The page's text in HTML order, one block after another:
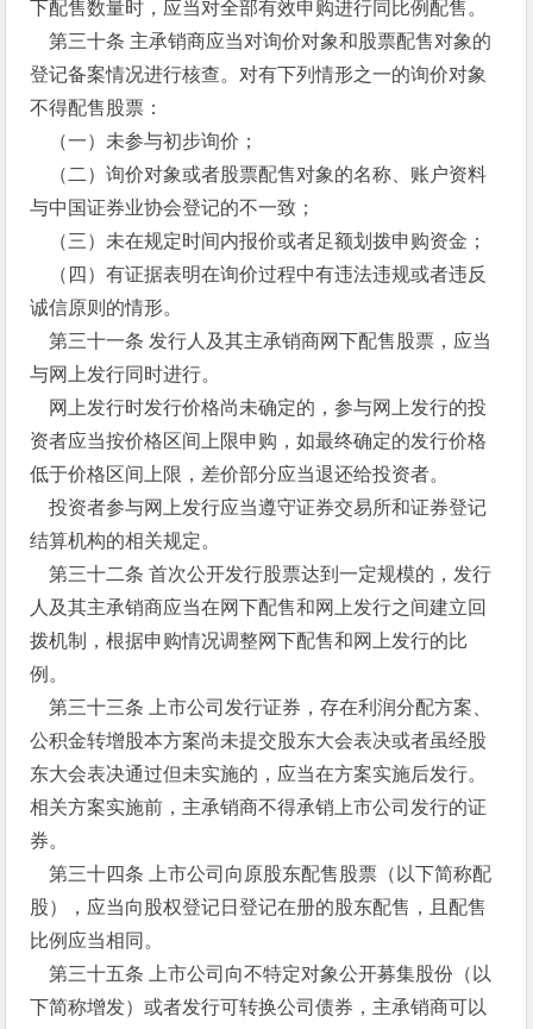
下配售数量时，应当对全部有效申购进行同比例配售。
第三十条 主承销商应当对询价对象和股票配售对象的
登记备案情况进行核查。对有下列情形之一的询价对象
不得配售股票：
（一）未参与初步询价；
（二）询价对象或者股票配售对象的名称、账户资料
与中国证券业协会登记的不一致；
（三）未在规定时间内报价或者足额划拨申购资金；
（四）有证据表明在询价过程中有违法违规或者违反
诚信原则的情形。
第三十一条 发行人及其主承销商网下配售股票，应当
与网上发行同时进行。
网上发行时发行价格尚未确定的，参与网上发行的投
资者应当按价格区间上限申购，如最终确定的发行价格
低于价格区间上限，差价部分应当退还给投资者。
投资者参与网上发行应当遵守证券交易所和证券登记
结算机构的相关规定。
第三十二条 首次公开发行股票达到一定规模的，发行
人及其主承销商应当在网下配售和网上发行之间建立回
拨机制，根据申购情况调整网下配售和网上发行的比
例。
第三十三条 上市公司发行证券，存在利润分配方案、
公积金转增股本方案尚未提交股东大会表决或者虽经股
东大会表决通过但未实施的，应当在方案实施后发行。
相关方案实施前，主承销商不得承销上市公司发行的证
券。
第三十四条 上市公司向原股东配售股票（以下简称配
股），应当向股权登记日登记在册的股东配售，且配售
比例应当相同。
第三十五条 上市公司向不特定对象公开募集股份（以
下简称增发）或者发行可转换公司债券，主承销商可以